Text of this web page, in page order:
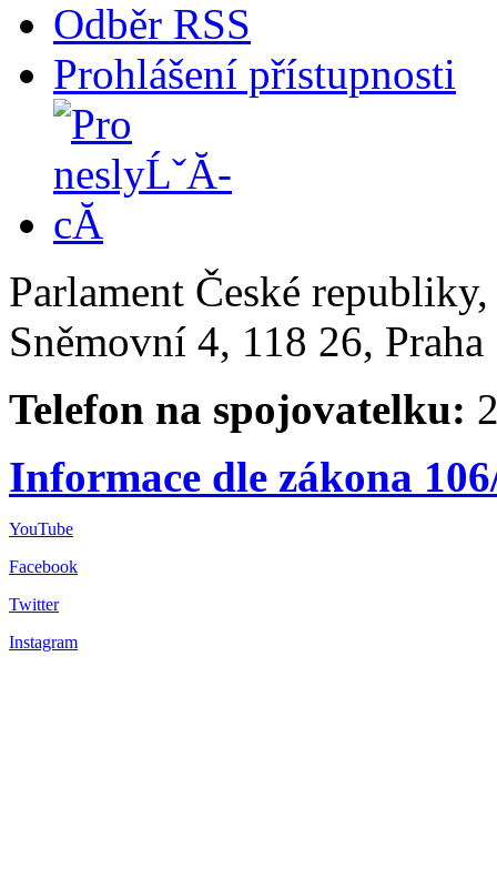
Odběr RSS
Prohlášení přístupnosti
Parlament České
Sněmovní 4, 118 26,
Telefon na spojovatelku:
Informace dle zákona
YouTube
Facebook
Twitter
Instagram